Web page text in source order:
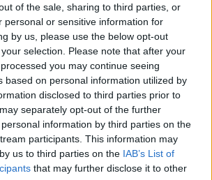
of the sale, sharing to third parties, or
personal or sensitive information for
by us, please use the below opt-out
selection. Please note that after your
you may continue seeing
based on personal information utilized by
disclosed to third parties prior to
separately opt-out of the further
information by third parties on the
participants. This information may
us to third parties on the IAB’s List of
that may further disclose it to other